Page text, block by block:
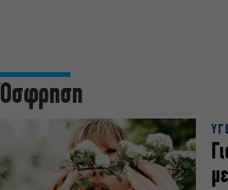
Όσφρηση